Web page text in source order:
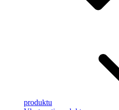
produktu